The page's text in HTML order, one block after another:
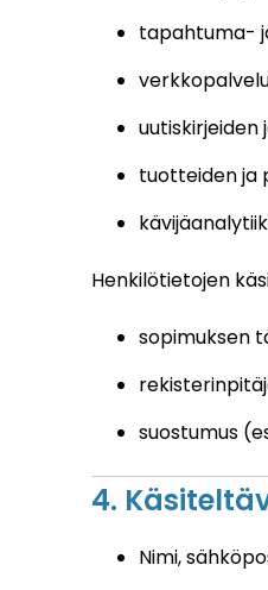
tapahtuma-
tuotteiden ja
Henkilötietojen
sopimuksen
suostumus
4.
Nimi,